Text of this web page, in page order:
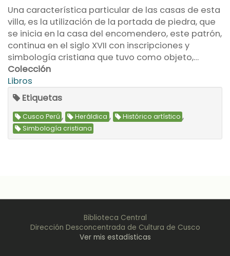
Una característica particular de las casas de esta
villa, es la utilización de la portada de piedra, que
se inicia en la casa del encomendero, este patrón,
continua en el siglo XVII con inscripciones y
simbología cristiana que tuvo como objeto,…
Colección
Libros
Etiquetas
Cusco Perú , Heráldica , Histórico artístico ,
Simbología cristiana
Biblioteca Central
Dirección Desconcentrada de Cultura de Cusco
Ver mis estadísticas